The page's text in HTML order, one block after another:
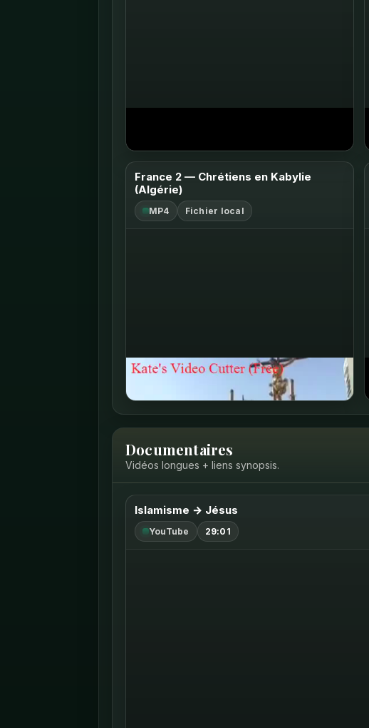
France 2 — Chrétiens en Kabylie
(Algérie)
MP4 Fichier local
Ouvrir le fichier ↗
Documentaires
Vidéos longues + liens synopsis.
Islamisme → Jésus
YouTube 29:01